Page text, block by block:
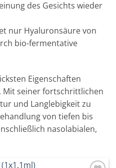
des Gesichts wieder
nur Hyaluronsäure von
bio-fermentative
Eigenschaften
seiner fortschrittlichen
und Langlebigkeit zu
von tiefen bis
nasolabialen,